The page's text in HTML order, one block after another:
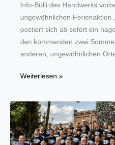
Info-Bulli des Handwerks
ungewöhnlichen Ferienaktion
postiert sich ab sofort ein
den kommenden zwei
anderen, ungewöhnlichen
In
Handwerk
startete
Ferienaktion
„Nächster
Weiterlesen »